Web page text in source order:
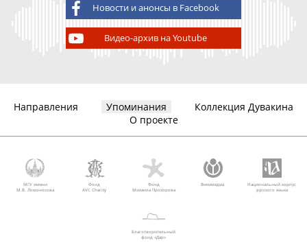
Новости и анонсы в Facebook
Видео-архив на Youtube
Направления Упоминания
Коллекция Дувакина
О проекте
МГУ имени
М.В. Ломоносова
Фонд
AVC Charity
Фонд
Михаила Прохорова
Викимедиа
Национальный корпус
русского языка
Благотворительный
фонд «Дар»